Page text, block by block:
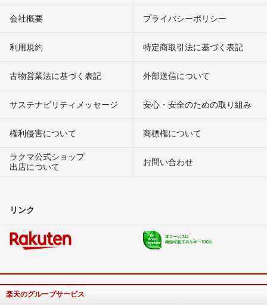
会社概要 プライバシーポリシー
利用規約 特定商取引法に基づく表記
古物営業法に基づく表記 外部送信について
サステナビリティメッセージ 安心・安全のための取り組み
権利侵害について
商標権について
ラクマ公式ショップ
出店について
お問い合わせ
リンク
楽天のグループサービス